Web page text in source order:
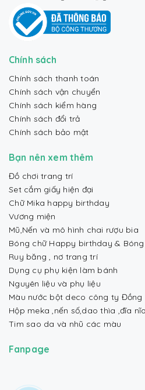
Chính sách
Chính sách thanh toán
Chính sách vận chuyển
Chính sách kiểm hàng
Chính sách đổi trả
Chính sách bảo mật
Bạn nên xem thêm
Đồ chơi trang trí
Set cắm giấy hiện đại
Chữ Mika happy birthday
Vương miện
Mũ,Nến và mô hình chai rượu bia
Bóng chữ Happy birthday &
Ruy băng , nơ trang trí
Dụng cụ phụ kiện làm bánh
Nguyên liệu và phụ liệu
Màu nước bột deco công ty Đồng
Hộp meka ,nến số,dao thìa ,đĩa nĩa
Tim sao da và nhũ các màu
Fanpage